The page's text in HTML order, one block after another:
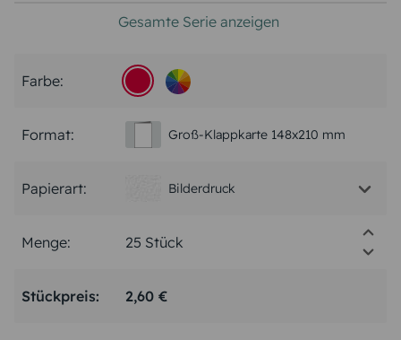
Gesamte Serie anzeigen
Farbe:
Format: Groß-Klappkarte 148x210 mm
Papierart: Bilderdruck
Menge:
Stückpreis: 2,60 €